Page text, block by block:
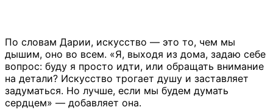
По словам Дарии, искусство — это то, чем мы
дышим, оно во всем. «Я, выходя из дома, задаю себе
вопрос: буду я просто идти, или обращать внимание
на детали? Искусство трогает душу и заставляет
задуматься. Но лучше, если мы будем думать
сердцем» — добавляет она.